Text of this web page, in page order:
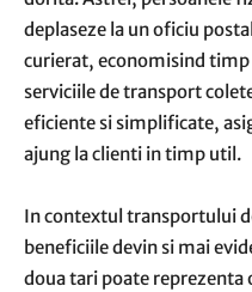
deplaseze la un oficiu
curierat, economisind
serviciile de transport
eficiente si simplificate,
ajung la clienti in timp util.
In contextul transportului
beneficiile devin si mai
doua tari poate